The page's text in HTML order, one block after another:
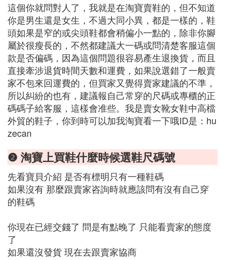
這個你就問對人了，我就是在淘寶賣鞋的，但不知道
你是男生還是女生，不過大同小異，都是一樣的，鞋
頭如果是窄的或尖頭鞋都會稍偏小一點的，除非你腳
屬於很瘦長的，不然都建議大一碼或問清楚客服這個
款是否偏碼，因為這個問題很容易產生退換貨，而且
直接牽涉退貨時間天數和運費，如果說選錯了一般賣
家不包來回運費的，但買家又覺得賣家建議的不準，
所以糾紛的也有，建議報自己常穿的尺碼或專櫃的正
碼碼子給客服，這樣會准些。我是賣女靴女鞋中高檔
外貿的鞋子，你到時可以加我淘寶看一下哦ID是：hu
zecan
❷ 淘寶上買鞋什麼時候選鞋尺碼號
先看寶貝介紹 是否有標明只有一種鞋碼
如果沒有 那麼跟賣家咨詢時就應該問有沒有自己穿
的鞋碼
你現在已經交錢了 問是有點晚了 只能看賣家的態度
了
如果還沒發貨 現在去跟賣家協商